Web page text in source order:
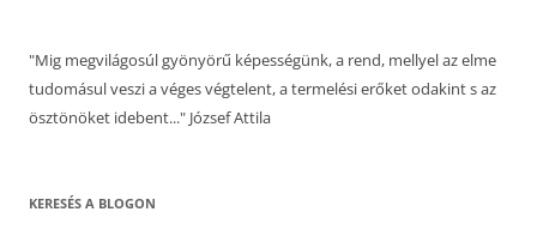
"Mig megvilágosúl gyönyörű képességünk, a rend, mellyel az elme
tudomásul veszi a véges végtelent, a termelési erőket odakint s az
ösztönöket idebent..." József Attila
KERESÉS A BLOGON